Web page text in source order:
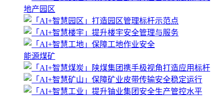
地产园区
能源煤矿